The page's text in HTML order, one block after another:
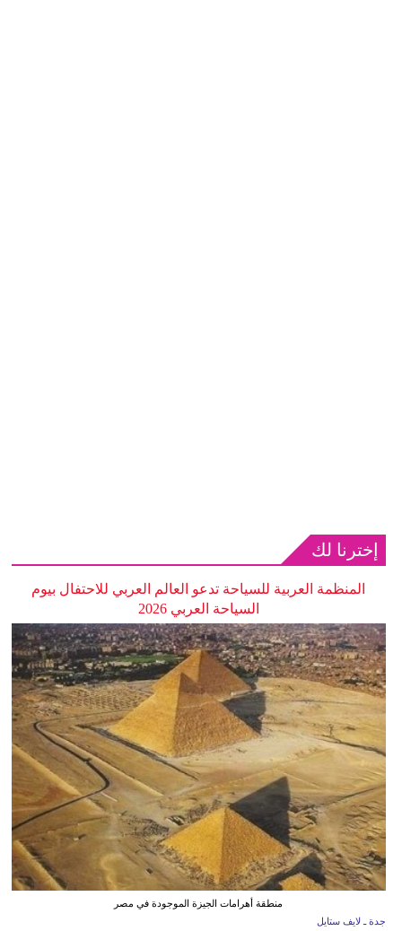
إخترنا لك
المنظمة العربية للسياحة تدعو العالم العربي للاحتفال بيوم
السياحة العربي 2026
منطقة أهرامات الجيزة الموجودة في مصر
جدة ـ لايف ستايل